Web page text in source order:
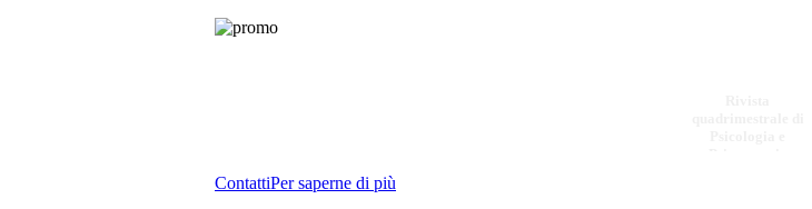
ContattiPer saperne di più